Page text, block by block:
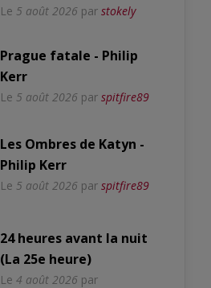
Le 5 août 2026 par stokely
Prague fatale - Philip
Kerr
Le 5 août 2026 par spitfire89
Les Ombres de Katyn -
Philip Kerr
Le 5 août 2026 par spitfire89
24 heures avant la nuit
(La 25e heure)
Le 4 août 2026 par